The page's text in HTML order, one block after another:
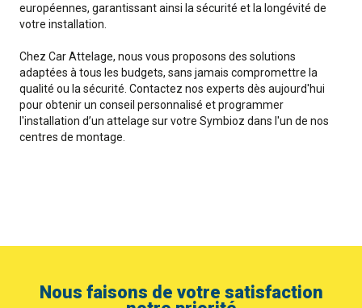
européennes, garantissant ainsi la sécurité et la longévité de
votre installation.
Chez Car Attelage, nous vous proposons des solutions
adaptées à tous les budgets, sans jamais compromettre la
qualité ou la sécurité. Contactez nos experts dès aujourd'hui
pour obtenir un conseil personnalisé et programmer
l'installation d’un attelage sur votre Symbioz dans l'un de nos
centres de montage.
Nous faisons de votre satisfaction